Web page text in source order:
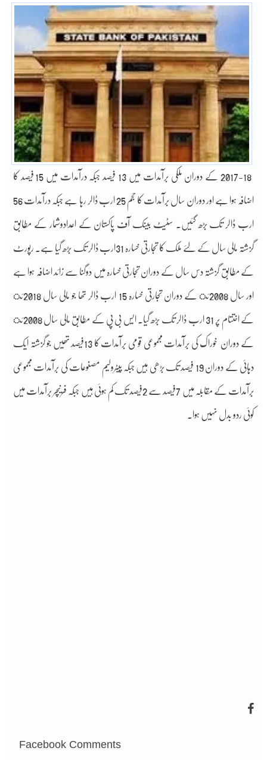
2017-18 کے دوران ملکی برآمدات میں 13 فیصد جبکہ درآمدات میں 15 فیصد کا
اضافہ ہوا ہے اور دوران سال برآمدات کا حجم 25 ارب ڈالر رہا ہے جبکہ درآمدات 56
ارب ڈالر تک بڑھ گئیں۔ سٹیٹ بینک آف پاکستان کے اعدادوشمار کے مطابق
گزشتہ مالی سال کے لئے ملک کا تجارتی خسارہ 31ارب ڈالر تک بڑھ گیا ہے۔ رپورٹ
کے مطابق گزشتہ دس سال کے دوران تجارتی خسارہ میں دوگنا سے زائد اضافہ ہوا ہے
اور سال 2008ئ کے دوران تجارتی خسارہ 15 ارب ڈالر تھا جو مالی سال 2018ئ
کے اختتام پر 31 ارب ڈالر تک بڑھ گیا۔ ایس بی پی کے مطابق مالی سال 2008ئ
کے دوران خوراک کی برآمدات مجموعی قومی برآمدات کا 13فیصد تھیں جو گزشتہ ایک
دہائی کے دوران 19 فیصد تک بڑھی ہیں جبکہ پیٹرولیم مصنوعات کی برآمدات مجموعی
برآمدات کے مقابلہ میں 7فیصد سے 2فیصد تک کم ہوئی ہیں جبکہ فرنیچر برآمدات میں
کوئی ردو بدل نہیں ہوا۔
Facebook Comments